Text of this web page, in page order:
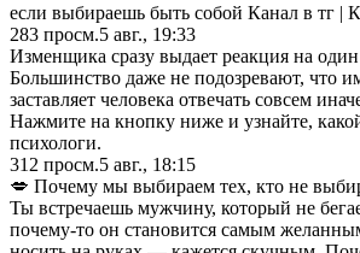
если выбираешь быть собой Канал в тг
283 просм.5 авг., 19:33
Изменщика сразу выдает реакция на
Большинство даже не подозревают, что
заставляет человека отвечать совсем
Нажмите на кнопку ниже и узнайте,
психологи.
312 просм.5 авг., 18:15
💋 Почему мы выбираем тех, кто не
Ты встречаешь мужчину, который не
почему-то он становится самым